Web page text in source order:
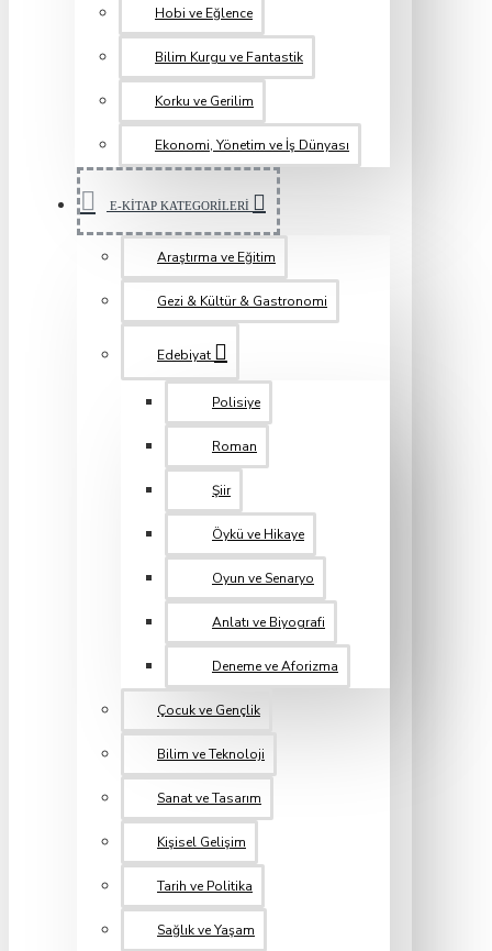
Hobi ve Eğlence
Bilim Kurgu ve Fantastik
Korku ve Gerilim
Ekonomi, Yönetim ve İş Dünyası
E-KİTAP KATEGORİLERİ
Araştırma ve Eğitim
Gezi & Kültür & Gastronomi
Edebiyat
Polisiye
Roman
Şiir
Öykü ve Hikaye
Oyun ve Senaryo
Anlatı ve Biyografi
Deneme ve Aforizma
Çocuk ve Gençlik
Bilim ve Teknoloji
Sanat ve Tasarım
Kişisel Gelişim
Tarih ve Politika
Sağlık ve Yaşam